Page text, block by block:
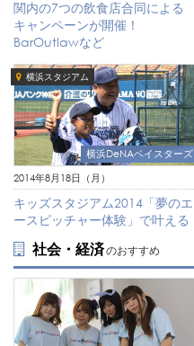
関内の7つの飲食店合同による
キャンペーンが開催！
BarOutlawなど
横浜スタジアム
横浜DeNAベイスターズ
2014年8月18日（月）
キッズスタジアム2014「夢のエ
ースピッチャー体験」で叶える
社会・経済のおすすめ